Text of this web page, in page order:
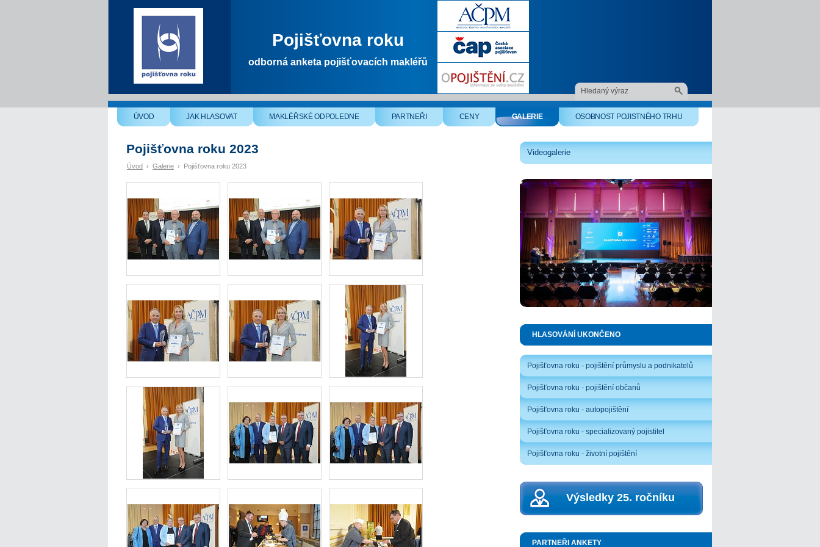
Pojišťovna roku
odborná anketa pojišťovacích makléřů
ÚVOD JAK HLASOVAT MAKLÉŘSKÉ ODPOLEDNE PARTNEŘI CENY GALERIE OSOBNOST POJISTNÉHO TRHU
Pojišťovna roku 2023
Úvod › Galerie › Pojišťovna roku 2023
Videogalerie
HLASOVÁNÍ UKONČENO
Pojišťovna roku - pojištění průmyslu a podnikatelů
Pojišťovna roku - pojištění občanů
Pojišťovna roku - autopojištění
Pojišťovna roku - specializovaný pojistitel
Pojišťovna roku - životní pojištění
Výsledky 25. ročníku
PARTNEŘI ANKETY